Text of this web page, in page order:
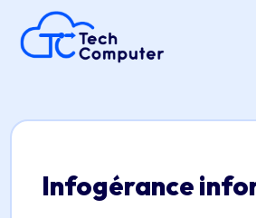
Infogérance